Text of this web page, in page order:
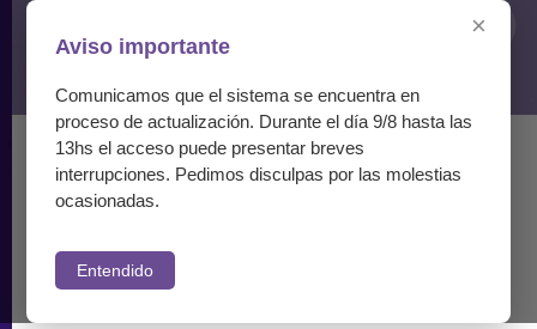
×
Aviso importante
Comunicamos que el sistema se encuentra en
proceso de actualización. Durante el día 9/8 hasta las
13hs el acceso puede presentar breves
interrupciones. Pedimos disculpas por las molestias
ocasionadas.
Entendido
ACTUAL NÚMEROS ANTERIORES
PARA LECTORES
INFORMACIÓN GENERAL